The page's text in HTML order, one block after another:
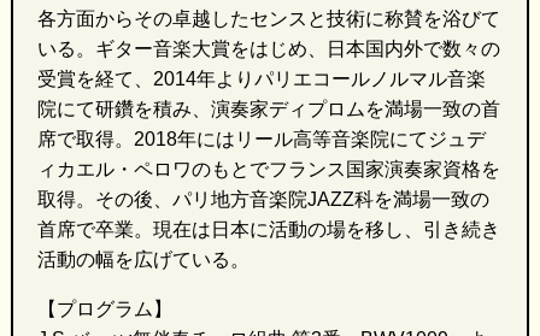
各方面からその卓越したセンスと技術に称賛を浴びて
いる。ギター音楽大賞をはじめ、日本国内外で数々の
受賞を経て、 2014年よりパリエコールノルマル音楽
院にて研鑽を積み、演奏家ディプロムを満場一致の首
席で取得。 2018年にはリール高等音楽院にてジュデ
ィカエル・ペロワのもとでフランス国家演奏家資格を
取得。その後、パリ地方音楽院JAZZ科を満場一致の
首席で卒業。現在は日本に活動の場を移し、引き続き
活動の幅を広げている。
【プログラム】